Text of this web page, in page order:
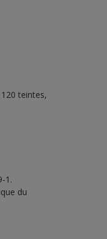
teintes,
1.
du